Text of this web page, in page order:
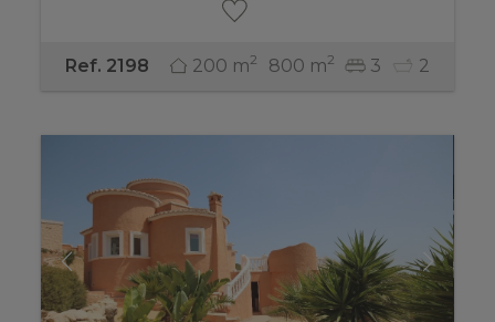
Ref. 2198 200 m2 800 m2 3 2